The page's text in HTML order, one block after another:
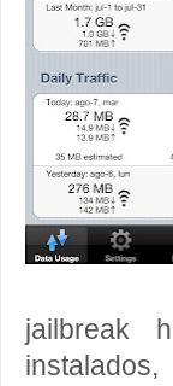
jailbreak